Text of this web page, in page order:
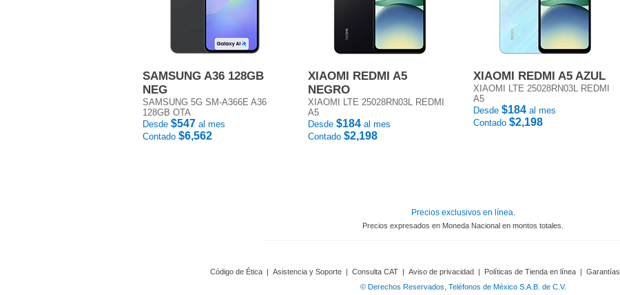
SAMSUNG A36 128GB
NEG
SAMSUNG 5G SM-A366E A36
128GB OTA
Desde $547 al mes
Contado $6,562
XIAOMI REDMI A5
NEGRO
XIAOMI LTE 25028RN03L REDMI
A5
Desde $184 al mes
Contado $2,198
XIAOMI REDMI A5 AZUL
XIAOMI LTE 25028RN03L REDMI
A5
Desde $184 al mes
Contado $2,198
Precios exclusivos en línea.
Precios expresados en Moneda Nacional en montos totales.
Código de Ética | Asistencia y Soporte | Consulta CAT | Aviso de privacidad | Políticas de Tienda en línea | Garantías
© Derechos Reservados, Teléfonos de México S.A.B. de C.V.